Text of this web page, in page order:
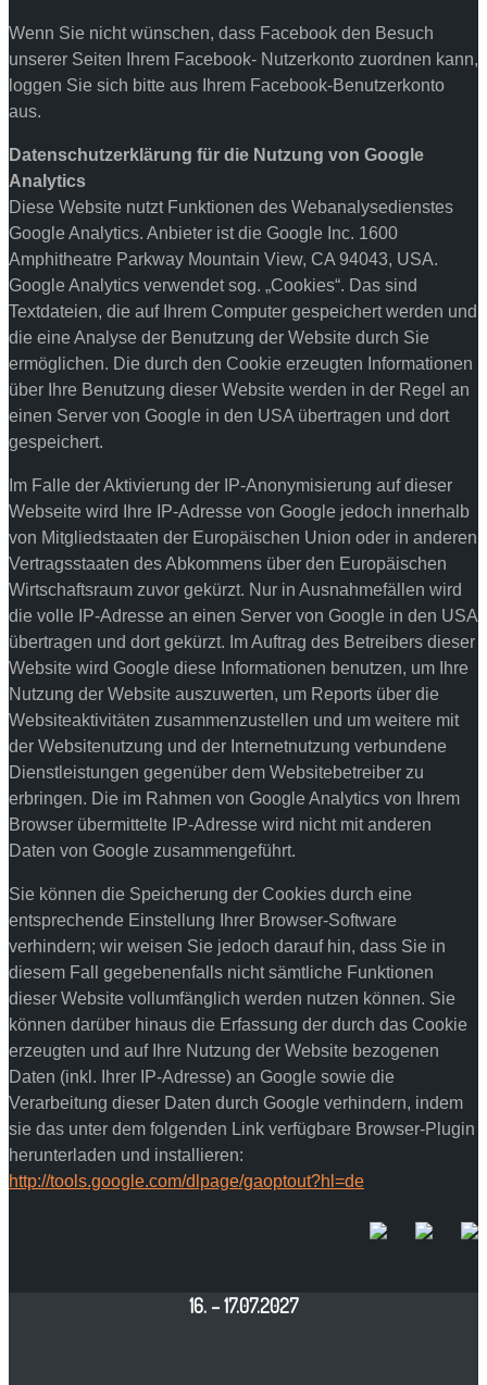
Wenn Sie nicht wünschen, dass Facebook den Besuch
unserer Seiten Ihrem Facebook- Nutzerkonto zuordnen kann,
loggen Sie sich bitte aus Ihrem Facebook-Benutzerkonto
aus.
Datenschutzerklärung für die Nutzung von Google
Analytics
Diese Website nutzt Funktionen des Webanalysedienstes
Google Analytics. Anbieter ist die Google Inc. 1600
Amphitheatre Parkway Mountain View, CA 94043, USA.
Google Analytics verwendet sog. „Cookies“. Das sind
Textdateien, die auf Ihrem Computer gespeichert werden und
die eine Analyse der Benutzung der Website durch Sie
ermöglichen. Die durch den Cookie erzeugten Informationen
über Ihre Benutzung dieser Website werden in der Regel an
einen Server von Google in den USA übertragen und dort
gespeichert.
Im Falle der Aktivierung der IP-Anonymisierung auf dieser
Webseite wird Ihre IP-Adresse von Google jedoch innerhalb
von Mitgliedstaaten der Europäischen Union oder in anderen
Vertragsstaaten des Abkommens über den Europäischen
Wirtschaftsraum zuvor gekürzt. Nur in Ausnahmefällen wird
die volle IP-Adresse an einen Server von Google in den USA
übertragen und dort gekürzt. Im Auftrag des Betreibers dieser
Website wird Google diese Informationen benutzen, um Ihre
Nutzung der Website auszuwerten, um Reports über die
Websiteaktivitäten zusammenzustellen und um weitere mit
der Websitenutzung und der Internetnutzung verbundene
Dienstleistungen gegenüber dem Websitebetreiber zu
erbringen. Die im Rahmen von Google Analytics von Ihrem
Browser übermittelte IP-Adresse wird nicht mit anderen
Daten von Google zusammengeführt.
Sie können die Speicherung der Cookies durch eine
entsprechende Einstellung Ihrer Browser-Software
verhindern; wir weisen Sie jedoch darauf hin, dass Sie in
diesem Fall gegebenenfalls nicht sämtliche Funktionen
dieser Website vollumfänglich werden nutzen können. Sie
können darüber hinaus die Erfassung der durch das Cookie
erzeugten und auf Ihre Nutzung der Website bezogenen
Daten (inkl. Ihrer IP-Adresse) an Google sowie die
Verarbeitung dieser Daten durch Google verhindern, indem
sie das unter dem folgenden Link verfügbare Browser-Plugin
herunterladen und installieren:
http://tools.google.com/dlpage/gaoptout?hl=de
16. – 17.07.2027